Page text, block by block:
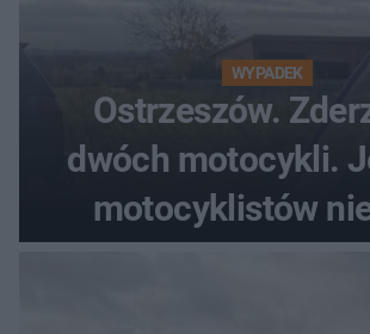
WYPADEK
Ostrzeszów.
dwóch motocykli.
motocyklistów